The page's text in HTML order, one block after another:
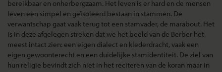
bereikbaar en onherbergzaam. Het leven is er hard en de mensen
leven een simpel en geïsoleerd bestaan in stammen. De
verwantschap gaat vaak terug tot een stamvader, de marabout. Het
is in deze afgelegen streken dat we het beeld van de Berber het
meest intact zien: een eigen dialect en klederdracht, vaak een
eigen gewoonterecht en een duidelijke stamidentiteit. De ziel van
hun religie bevindt zich niet in het reciteren van de koran maar in